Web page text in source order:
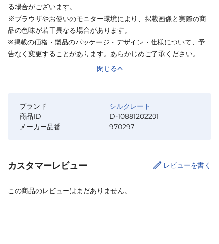
る場合がございます。
※ブラウザやお使いのモニター環境により、掲載画像と実際の商
品の色味が若干異なる場合があります。
※掲載の価格・製品のパッケージ・デザイン・仕様について、予
告なく変更することがあります。あらかじめご了承ください。
閉じる
ブランド
シルクレート
商品ID
D-10881202201
メーカー品番
970297
カスタマーレビュー レビューを書く
この商品のレビューはまだありません。